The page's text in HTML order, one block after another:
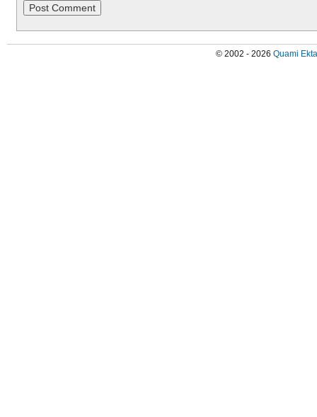
© 2002 - 2026 Quami